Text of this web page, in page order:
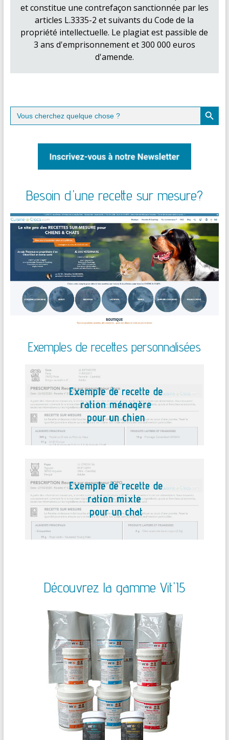
et constitue une contrefaçon sanctionnée par les
articles L.3335-2 et suivants du Code de la
propriété intellectuelle. Le plagiat est passible de
3 ans d'emprisonnement et 300 000 euros
d'amende.
Search
for:
Search Button
Besoin d'une recette sur mesure?
Exemples de recettes personnalisées
Découvrez la gamme Vit'I5